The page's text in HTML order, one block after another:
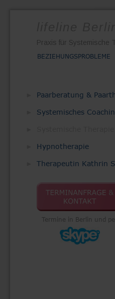
Paarberatung &
Systemisches
Hypnotherapie
Therapeutin Kathrin
Termine in Berlin und
BEZIEHUNGSPROBLEME
Praxis für Systemische